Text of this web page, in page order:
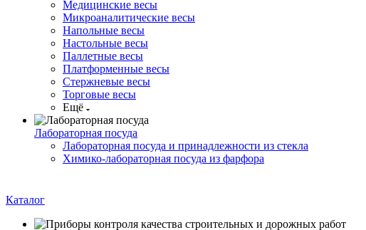
Медицинские весы
Микроаналитические весы
Напольные весы
Настольные весы
Паллетные весы
Платформенные весы
Стержневые весы
Торговые весы
Ещё
Лабораторная посуда
Лабораторная посуда и принадлежности из стекла
Химико-лабораторная посуда из фарфора
Каталог